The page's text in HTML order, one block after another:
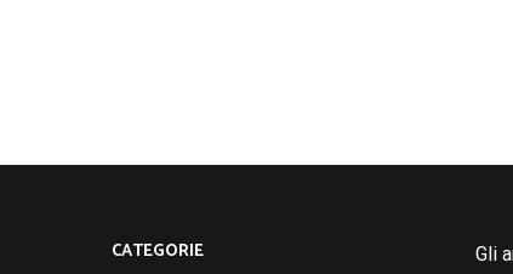
CATEGORIE
Gli